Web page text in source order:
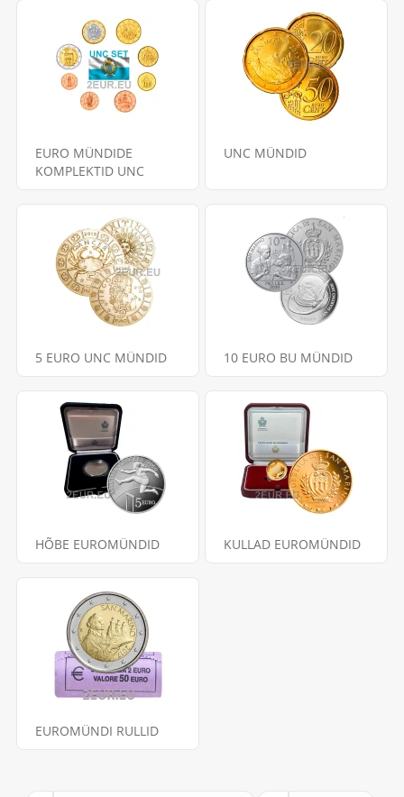
EURO MÜNDIDE
KOMPLEKTID UNC
UNC MÜNDID
5 EURO UNC MÜNDID 10 EURO BU MÜNDID
HÕBE EUROMÜNDID KULLAD EUROMÜNDID
EUROMÜNDI RULLID